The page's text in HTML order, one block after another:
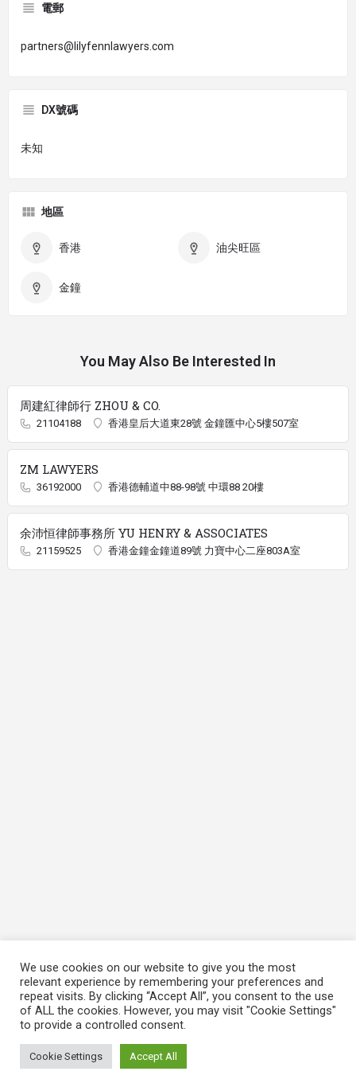
電郵
partners@lilyfennlawyers.com
DX號碼
未知
地區
香港 油尖旺區
金鐘
You May Also Be Interested In
周建紅律師行 ZHOU & CO.
21104188 香港皇后大道東28號 金鐘匯中心5樓507室
ZM LAWYERS
36192000 香港德輔道中88-98號 中環88 20樓
余沛恒律師事務所 YU HENRY & ASSOCIATES
21159525 香港金鐘金鐘道89號 力寶中心二座803A室
We use cookies on our website to give you the most
relevant experience by remembering your preferences and
repeat visits. By clicking “Accept All”, you consent to the use
of ALL the cookies. However, you may visit "Cookie Settings"
to provide a controlled consent.
Cookie Settings Accept All